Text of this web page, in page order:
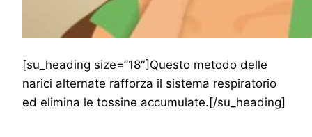
[su_heading size=”18″]Questo metodo delle
narici alternate rafforza il sistema respiratorio
ed elimina le tossine accumulate.[/su_heading]